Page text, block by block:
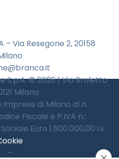
– Via Resegone 2, 20158
S.p.A. © 2026 | Via Broletto
Milano
di Milano al n.
Fiscale e P.IVA n.:
Euro 1.500.000,00 i.v.
–